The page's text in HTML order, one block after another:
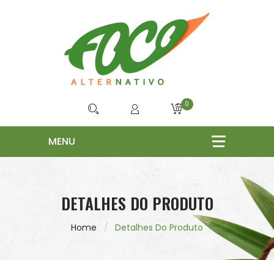
0
DETALHES DO PRODUTO
Home Detalhes Do Produto